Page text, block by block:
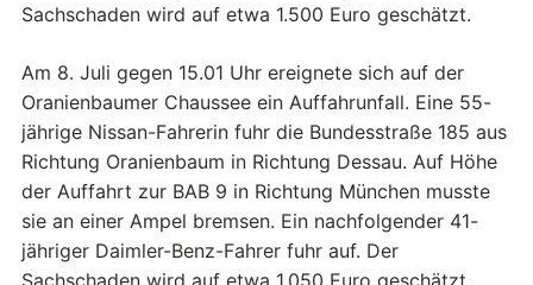
Sachschaden wird auf etwa 1.500 Euro geschätzt.
Am 8. Juli gegen 15.01 Uhr ereignete sich auf der
Oranienbaumer Chaussee ein Auffahrunfall. Eine 55-
jährige Nissan-Fahrerin fuhr die Bundesstraße 185 aus
Richtung Oranienbaum in Richtung Dessau. Auf Höhe
der Auffahrt zur BAB 9 in Richtung München musste
sie an einer Ampel bremsen. Ein nachfolgender 41-
jähriger Daimler-Benz-Fahrer fuhr auf. Der
Sachschaden wird auf etwa 1.050 Euro geschätzt.